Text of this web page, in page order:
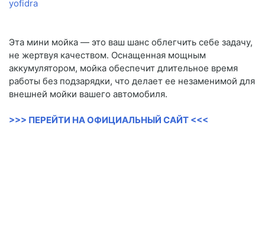
Эта мини мойка — это ваш шанс облегчить себе задачу,
не жертвуя качеством. Оснащенная мощным
аккумулятором, мойка обеспечит длительное время
работы без подзарядки, что делает ее незаменимой для
внешней мойки вашего автомобиля.
>>> ПЕРЕЙТИ НА ОФИЦИАЛЬНЫЙ САЙТ <<<